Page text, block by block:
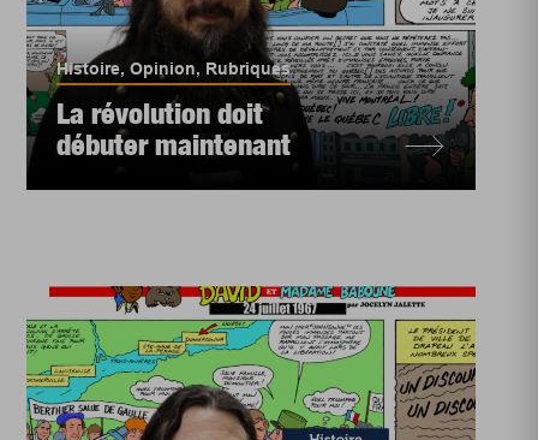
Histoire,Opinion, Rubriques
La révolution doit
débuter maintenant